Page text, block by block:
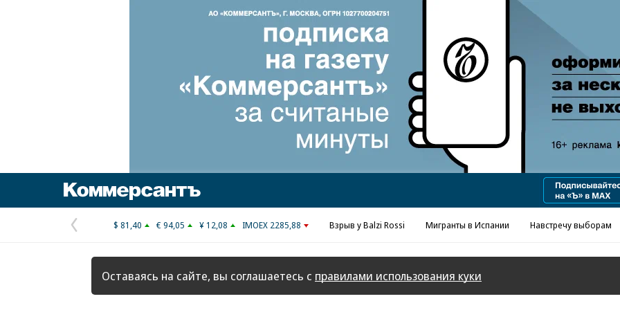
Реклама в «Ъ» www.kommersant.ru/ad
Предыдущая
страница
$ 81,40 € 94,05 ¥ 12,08 IMOEX 2285,88 Взрыв у Balzi Rossi Мигранты в Испании Навстречу выборам
Оставаясь на сайте, вы соглашаетесь с правилами использования куки